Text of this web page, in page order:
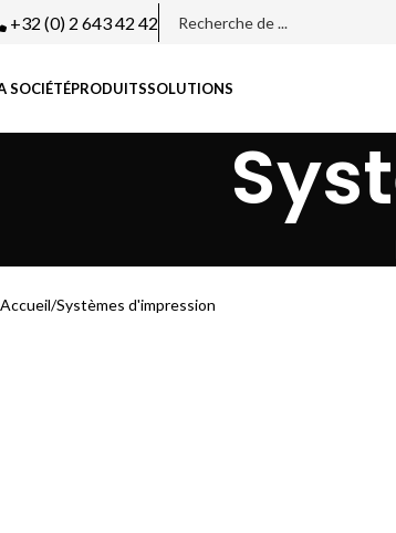
+32 (0) 2 643 42 42
SOCIÉTÉPRODUITSSOLUTIONS
Accueil Systèmes d'impression